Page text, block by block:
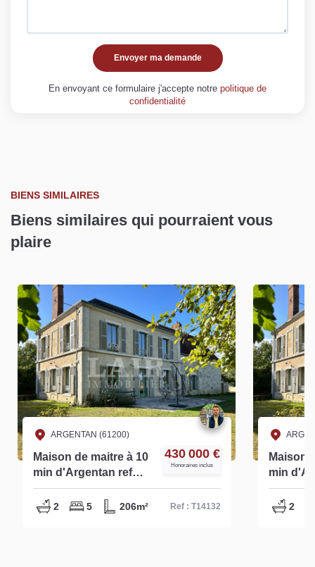
Envoyer ma demande
En envoyant ce formulaire j'accepte notre politique de
confidentialité
BIENS SIMILAIRES
Biens similaires qui pourraient vous
plaire
ARGENTAN (61200)
Maison de maitre à 10
min d'Argentan ref
S14132
430 000 €
Honoraires inclus
2 5 206m² Ref : S14132
Exclusif
Maison
réf :
1